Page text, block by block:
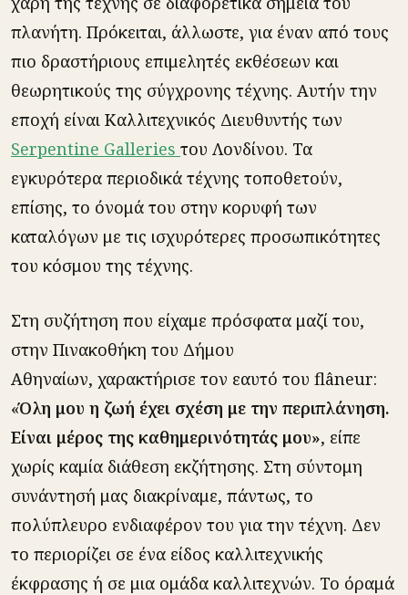
πλανήτη. Πρόκειται, άλλωστε, για έναν από τους
πιο δραστήριους επιμελητές εκθέσεων και
θεωρητικούς της σύγχρονης τέχνης. Αυτήν την
εποχή είναι Καλλιτεχνικός Διευθυντής των
Serpentine Galleries του Λονδίνου. Τα
εγκυρότερα περιοδικά τέχνης τοποθετούν,
επίσης, το όνομά του στην κορυφή των
καταλόγων με τις ισχυρότερες προσωπικότητες
του κόσμου της τέχνης.
Στη συζήτηση που είχαμε πρόσφατα μαζί του,
στην Πινακοθήκη του Δήμου
Αθηναίων, χαρακτήρισε τον εαυτό του flâneur:
«Όλη μου η ζωή έχει σχέση με την περιπλάνηση.
Είναι μέρος της καθημερινότητάς μου», είπε
χωρίς καμία διάθεση εκζήτησης. Στη σύντομη
συνάντησή μας διακρίναμε, πάντως, το
πολύπλευρο ενδιαφέρον του για την τέχνη. Δεν
το περιορίζει σε ένα είδος καλλιτεχνικής
έκφρασης ή σε μια ομάδα καλλιτεχνών. Το όραμά